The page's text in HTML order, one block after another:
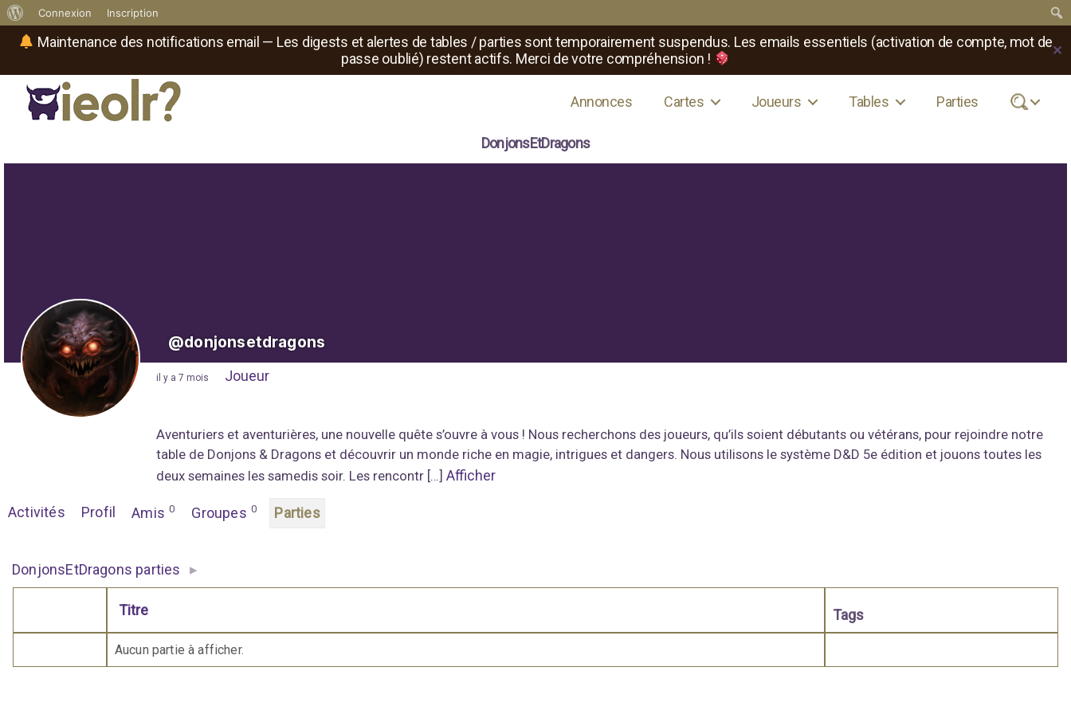
Maintenance des notifications email — Les digests et alertes de tables / parties sont temporairement suspendus. Les emails essentiels (activation de compte, mot de
passe oublié) restent actifs. Merci de votre compréhension !
✕
propos
WordPress
Connexion Inscription
où
Annonces Cartes Joueurs Tables Parties .
DonjonsEtDragons
@donjonsetdragons
il y a 7 mois Joueur
Aventuriers et aventurières, une nouvelle quête s’ouvre à vous ! Nous recherchons des joueurs, qu’ils soient débutants ou vétérans, pour rejoindre notre
table de Donjons & Dragons et découvrir un monde riche en magie, intrigues et dangers. Nous utilisons le système D&D 5e édition et jouons toutes les
deux semaines les samedis soir. Les rencontr […] Afficher
Activités Profil Amis 0 Groupes 0 Parties
DonjonsEtDragons parties ▸
Comporte des pièces jointes
Titre Tags
Aucun partie à afficher.